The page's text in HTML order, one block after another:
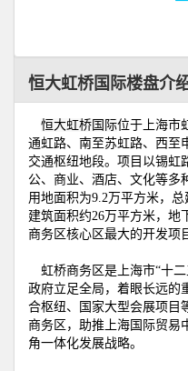
恒大虹桥国际楼盘介
恒大虹桥国际位于上海市
通虹路、南至苏虹路、西至
交通枢纽地段。项目以锡虹
公、商业、酒店、文化等多
用地面积为9.2万平方米，
建筑面积约26万平方米，地
商务区核心区最大的开发项
虹桥商务区是上海市“十
政府立足全局，着眼长远的
合枢纽、国家大型会展项目
商务区，助推上海国际贸易
角一体化发展战略。